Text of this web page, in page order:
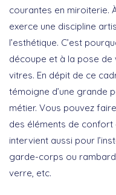
courantes en miroiterie.
exerce une discipline
l’esthétique. C’est
découpe et à la pose de
vitres. En dépit de ce
témoigne d’une grande
métier. Vous pouvez
des éléments de confort
intervient aussi pour
garde-corps ou
verre, etc.